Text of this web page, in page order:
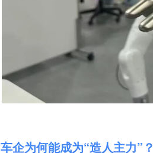
车企为何能成为“造人主力”？